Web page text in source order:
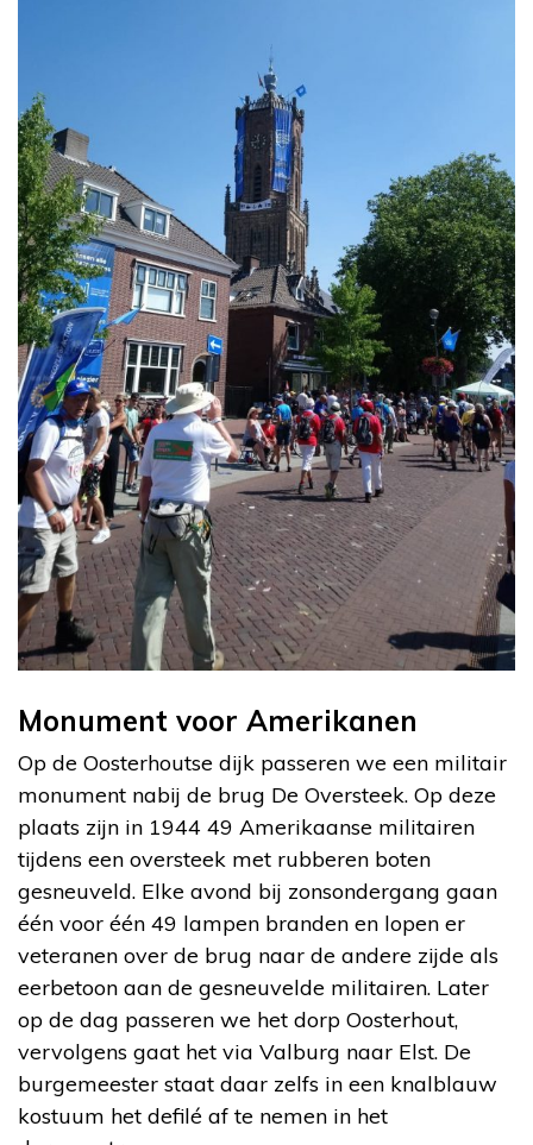
Monument voor Amerikanen
Op de Oosterhoutse dijk passeren we een militair
monument nabij de brug De Oversteek. Op deze
plaats zijn in 1944 49 Amerikaanse militairen
tijdens een oversteek met rubberen boten
gesneuveld. Elke avond bij zonsondergang gaan
één voor één 49 lampen branden en lopen er
veteranen over de brug naar de andere zijde als
eerbetoon aan de gesneuvelde militairen. Later
op de dag passeren we het dorp Oosterhout,
vervolgens gaat het via Valburg naar Elst. De
burgemeester staat daar zelfs in een knalblauw
kostuum het defilé af te nemen in het